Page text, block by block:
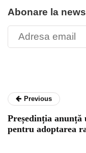
Abonare la
Previous
Președinția anunță
pentru adoptarea